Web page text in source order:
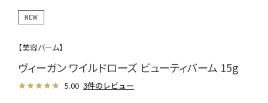
NEW
【美容バーム】
ヴィーガン ワイルドローズ ビューティバーム 15g
5.00 3件のレビュー